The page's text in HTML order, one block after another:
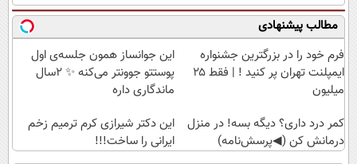
مطالب پیشنهادی
فرم خود را در بزرگترین جشنواره
ایمپلنت تهران پر کنید ! | فقط ۲۵
میلیون
این جوانساز همون جلسه‌ی اول
پوستتو جوونتر می‌کنه ✨ 2سال
ماندگاری داره
کمر درد داری؟ دیگه بسه! در منزل
درمانش کن (◀پرسش‌نامه)
این دکتر شیرازی کرم ترمیم زخم
ایرانی را ساخت!!!